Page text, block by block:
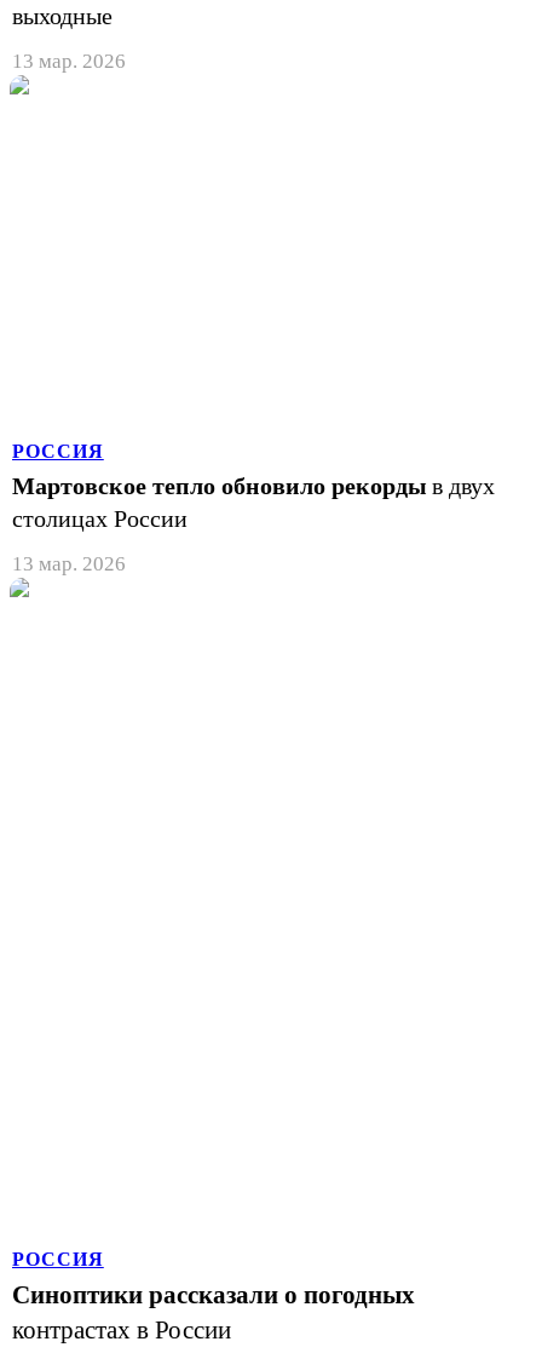
выходные
13 мар. 2026
РОССИЯ
Мартовское тепло обновило рекорды в двух
столицах России
13 мар. 2026
РОССИЯ
Синоптики рассказали о погодных
контрастах в России